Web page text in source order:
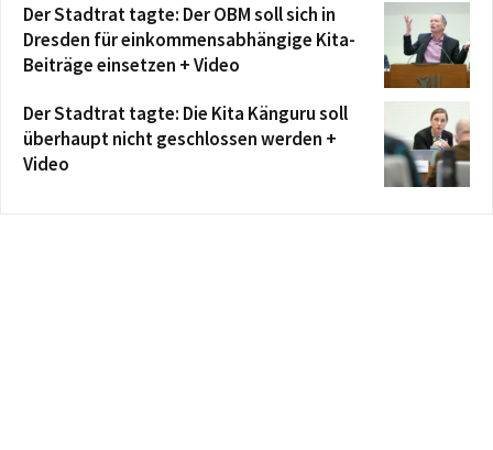
Der Stadtrat tagte: Der OBM soll sich in
Dresden für einkommensabhängige Kita-
Beiträge einsetzen + Video
Der Stadtrat tagte: Die Kita Känguru soll
überhaupt nicht geschlossen werden +
Video